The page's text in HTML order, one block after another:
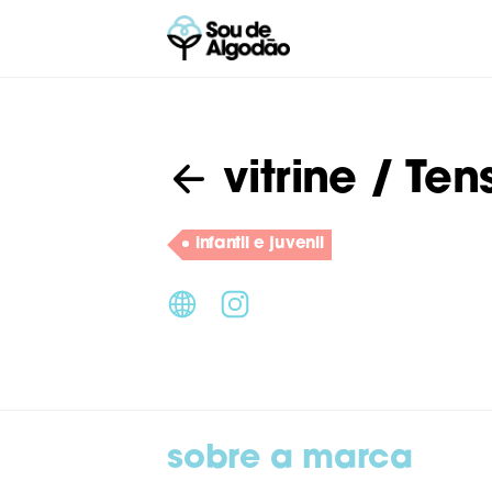
vitrine /
infantil e juvenil
sobre a marca